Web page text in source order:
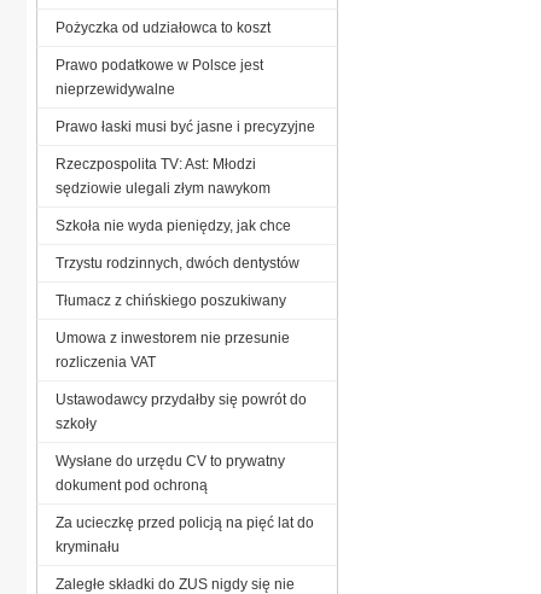
Pożyczka od udziałowca to koszt
Prawo podatkowe w Polsce jest
nieprzewidywalne
Prawo łaski musi być jasne i precyzyjne
Rzeczpospolita TV: Ast: Młodzi
sędziowie ulegali złym nawykom
Szkoła nie wyda pieniędzy, jak chce
Trzystu rodzinnych, dwóch dentystów
Tłumacz z chińskiego poszukiwany
Umowa z inwestorem nie przesunie
rozliczenia VAT
Ustawodawcy przydałby się powrót do
szkoły
Wysłane do urzędu CV to prywatny
dokument pod ochroną
Za ucieczkę przed policją na pięć lat do
kryminału
Zaległe składki do ZUS nigdy się nie